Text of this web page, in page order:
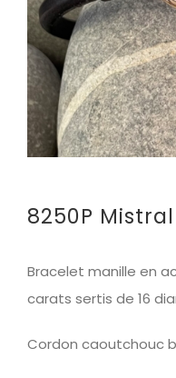
8250P
Bracelet manille en
carats sertis de 16
Cordon caoutchouc